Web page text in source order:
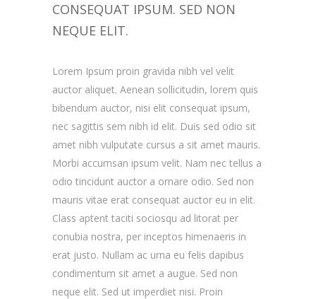
CONSEQUAT IPSUM. SED NON
NEQUE ELIT.
Lorem Ipsum proin gravida nibh vel velit
auctor aliquet. Aenean sollicitudin, lorem quis
bibendum auctor, nisi elit consequat ipsum,
nec sagittis sem nibh id elit. Duis sed odio sit
amet nibh vulputate cursus a sit amet mauris.
Morbi accumsan ipsum velit. Nam nec tellus a
odio tincidunt auctor a ornare odio. Sed non
mauris vitae erat consequat auctor eu in elit.
Class aptent taciti sociosqu ad litorat per
conubia nostra, per inceptos himenaeris in
erat justo. Nullam ac urna eu felis dapibus
condimentum sit amet a augue. Sed non
neque elit. Sed ut imperdiet nisi. Proin